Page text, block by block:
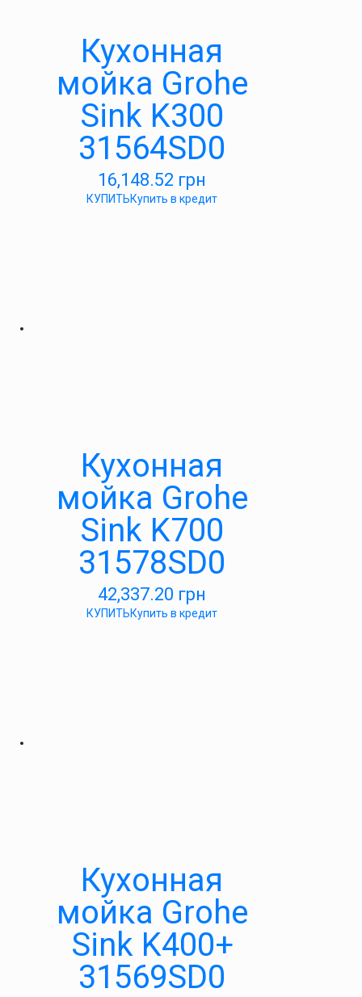
Кухонная
мойка Grohe
Sink K300
31564SD0
16,148.52 грн
КУПИТЬКупить в кредит
Кухонная
мойка Grohe
Sink K700
31578SD0
42,337.20 грн
КУПИТЬКупить в кредит
Кухонная
мойка Grohe
Sink K400+
31569SD0